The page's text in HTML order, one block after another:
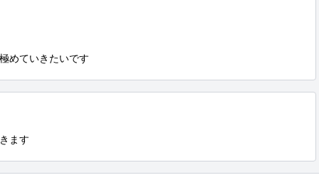
めていきたいです
ます